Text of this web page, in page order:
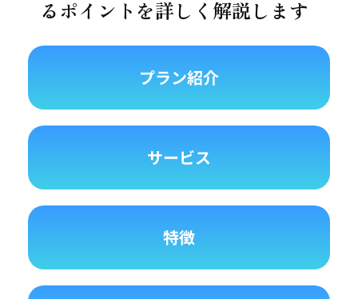
るポイントを詳しく解説します
プラン紹介
サービス
特徴